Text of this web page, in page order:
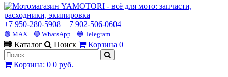
+7 950-280-5908 +7 902-506-0604
🟢 MAX 🟢 WhatsApp 🔵 Telegram
Каталог Поиск Корзина 0
Корзина: 0 0 руб.